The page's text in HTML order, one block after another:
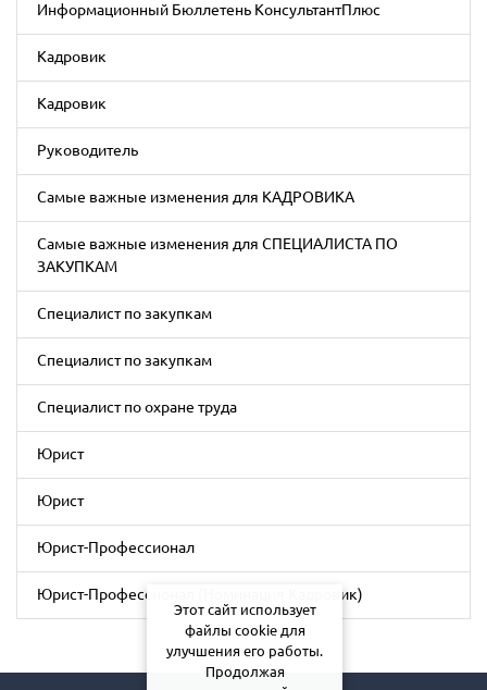
Информационный Бюллетень КонсультантПлюс
Кадровик
Кадровик
Руководитель
Самые важные изменения для КАДРОВИКА
Самые важные изменения для СПЕЦИАЛИСТА ПО
ЗАКУПКАМ
Специалист по закупкам
Специалист по закупкам
Специалист по охране труда
Юрист
Юрист
Юрист-Профессионал
Юрист-Профессионал (Номинация Кадровик)
Этот сайт использует
файлы cookie для
улучшения его работы.
Продолжая